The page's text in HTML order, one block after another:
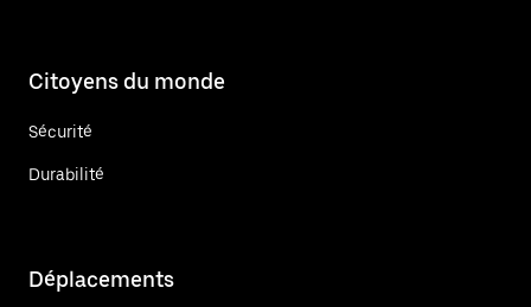
Citoyens du monde
Sécurité
Durabilité
Déplacements